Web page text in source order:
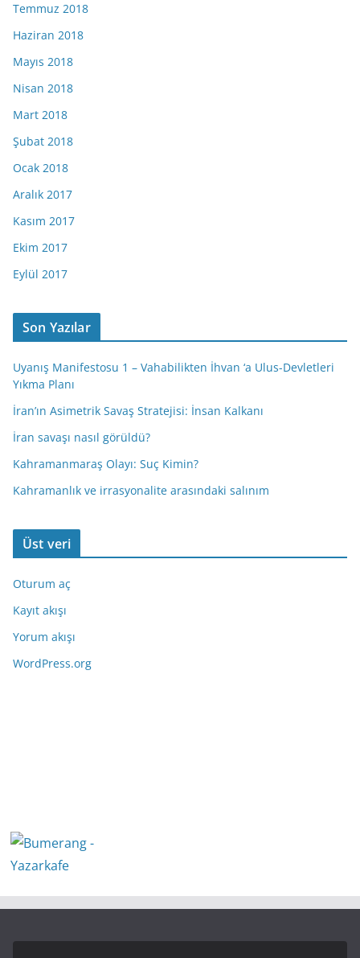
Temmuz 2018
Haziran 2018
Mayıs 2018
Nisan 2018
Mart 2018
Şubat 2018
Ocak 2018
Aralık 2017
Kasım 2017
Ekim 2017
Eylül 2017
Son Yazılar
Uyanış Manifestosu 1 – Vahabilikten İhvan ‘a Ulus-Devletleri
Yıkma Planı
İran’ın Asimetrik Savaş Stratejisi: İnsan Kalkanı
İran savaşı nasıl görüldü?
Kahramanmaraş Olayı: Suç Kimin?
Kahramanlık ve irrasyonalite arasındaki salınım
Üst veri
Oturum aç
Kayıt akışı
Yorum akışı
WordPress.org